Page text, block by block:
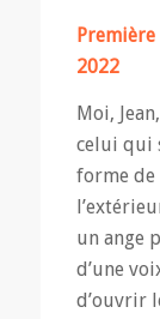
2022
Moi,
celui qui
forme de
un ange
d’une
d’ouvrir